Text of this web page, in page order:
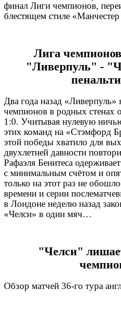
финал Лиги чемпионов,
блестящем стиле
Лига
"Ливерпуль" -
Два года назад
чемпионов в родных стенах
1:0. Учитывая нулевую
этих команд на «Стэмфорд
этой победы хватило для
двухлетней давности
Рафаэля Бенитеса
с минимальным счётом и
только на этот раз не
времени и серии
в Лондоне неделю назад
«Челси» в один мяч…
"Челси"
Обзор матчей 36-го тура